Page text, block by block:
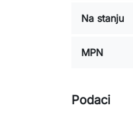
Na stanju
MPN
Podaci